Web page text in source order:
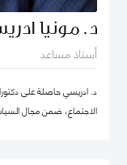
د. مونيا
أستاذ مساعد
د. ادريسي حاصلة على
الاجتماع، ضمن مجال